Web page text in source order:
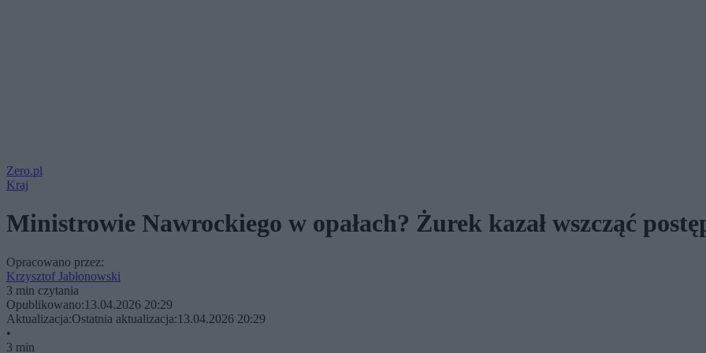
Zero.pl
Kraj
Ministrowie Nawrockiego w opałach? Żurek kazał wszcząć
Opracowano przez:
Krzysztof Jabłonowski
3 min czytania
Opublikowano:13.04.2026 20:29
Aktualizacja:Ostatnia aktualizacja:13.04.2026 20:29
•
3 min